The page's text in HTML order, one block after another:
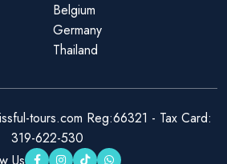
Belgium
Germany
Thailand
tours.com Reg:66321 - Tax Card:
319-622-530